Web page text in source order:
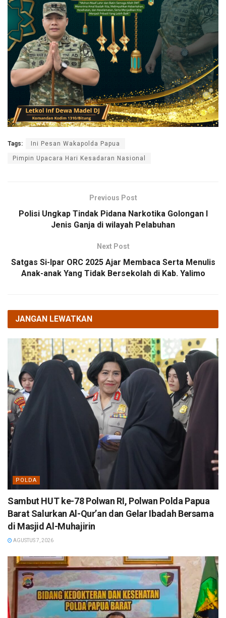
Tags: Ini Pesan Wakapolda Papua
Pimpin Upacara Hari Kesadaran Nasional
Previous Post
Polisi Ungkap Tindak Pidana Narkotika Golongan I
Jenis Ganja di wilayah Pelabuhan
Next Post
Satgas Si-Ipar ORC 2025 Ajar Membaca Serta Menulis
Anak-anak Yang Tidak Bersekolah di Kab. Yalimo
JANGAN LEWATKAN
POLDA
Sambut HUT ke-78 Polwan RI, Polwan Polda Papua
Barat Salurkan Al-Qur’an dan Gelar Ibadah Bersama
di Masjid Al-Muhajirin
AGUSTUS 7, 2026